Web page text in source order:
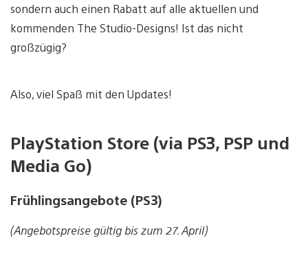
sondern auch einen Rabatt auf alle aktuellen und
kommenden The Studio-Designs! Ist das nicht
großzügig?
Also, viel Spaß mit den Updates!
PlayStation Store (via PS3, PSP und
Media Go)
Frühlingsangebote (PS3)
(Angebotspreise gültig bis zum 27. April)